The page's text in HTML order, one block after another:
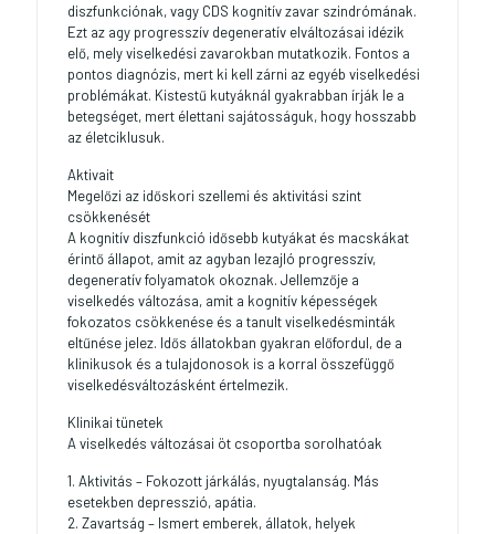
diszfunkciónak, vagy CDS kognitív zavar szindrómának.
Ezt az agy progresszív degeneratív elváltozásai idézik
elő, mely viselkedési zavarokban mutatkozik. Fontos a
pontos diagnózis, mert ki kell zárni az egyéb viselkedési
problémákat. Kistestű kutyáknál gyakrabban írják le a
betegséget, mert élettani sajátosságuk, hogy hosszabb
az életciklusuk.
Aktivait
Megelőzi az időskori szellemi és aktivitási szint
csökkenését
A kognitív diszfunkció idősebb kutyákat és macskákat
érintő állapot, amit az agyban lezajló progresszív,
degeneratív folyamatok okoznak. Jellemzője a
viselkedés változása, amit a kognitív képességek
fokozatos csökkenése és a tanult viselkedésminták
eltűnése jelez. Idős állatokban gyakran előfordul, de a
klinikusok és a tulajdonosok is a korral összefüggő
viselkedésváltozásként értelmezik.
Klinikai tünetek
A viselkedés változásai öt csoportba sorolhatóak
1. Aktivitás – Fokozott járkálás, nyugtalanság. Más
esetekben depresszió, apátia.
2. Zavartság – Ismert emberek, állatok, helyek